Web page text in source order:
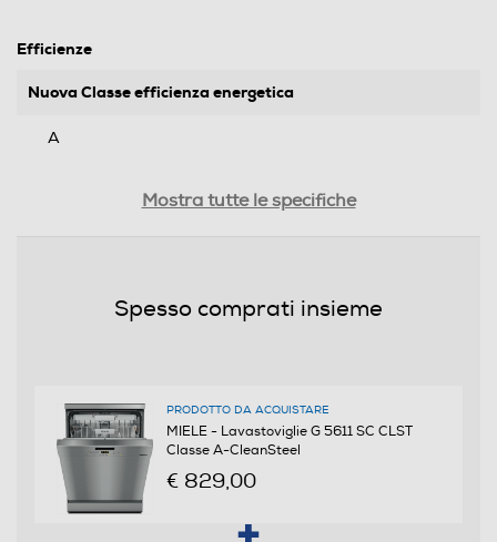
Efficienze
Nuova Classe efficienza energetica
A
Consumo acqua per ciclo Eco (litri)
8,2
Consumo energetico in Kwh
Mostra tutte le specifiche
Spesso comprati insieme
PRODOTTO DA ACQUISTARE
MIELE - Lavastoviglie G 5611 SC CLST
Classe A-CleanSteel
€ 829,00